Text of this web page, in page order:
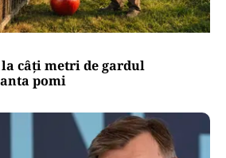
câți metri de gardul
pomi